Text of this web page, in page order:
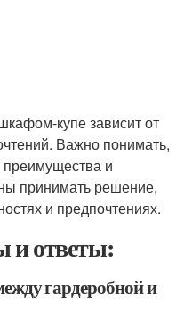
купе зависит от
Важно понимать,
преимущества и
принимать решение,
и предпочтениях.
и ответы:
гардеробной и